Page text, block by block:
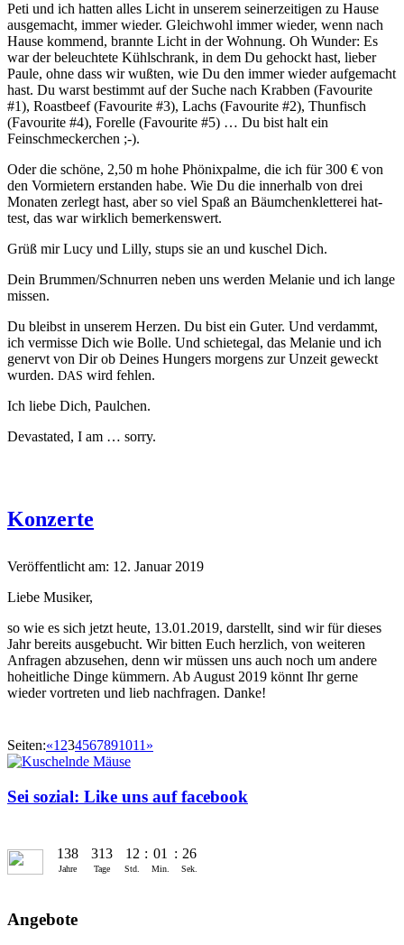
Peti und ich hat­ten alles Licht in unserem sein­erzeit­i­gen zu Hause
aus­gemacht, immer wieder. Gle­ich­wohl immer wieder, wenn nach
Hause kom­mend, bran­nte Licht in der Woh­nung. Oh Wun­der: Es
war der beleuchtete Kühlschrank, in dem Du gehockt hast, lieber
Paule, ohne dass wir wußten, wie Du den immer wieder aufgemacht
hast. Du warst bes­timmt auf der Suche nach Krabben (Favourite
#1), Roast­beef (Favourite #3), Lachs (Favourite #2), Thun­fisch
(Favourite #4), Forelle (Favourite #5) … Du bist halt ein
Feinschmeckerchen ;-).
Oder die schöne, 2,50 m hohe Phönix­palme, die ich für 300 € von
den Vormi­etern erstanden habe. Wie Du die inner­halb von drei
Monat­en zer­legt hast, aber so viel Spaß an Bäum­chen­klet­terei hat­
test, das war wirk­lich bemerkenswert.
Grüß mir Lucy und Lil­ly, stups sie an und kuschel Dich.
Dein Brummen/Schnurren neben uns wer­den Melanie und ich lange
missen.
Du bleib­st in unserem Herzen. Du bist ein Guter. Und ver­dammt,
ich ver­misse Dich wie Bolle. Und schi­ete­gal, das Melanie und ich
gen­ervt von Dir ob Deines Hungers mor­gens zur Unzeit geweckt
wur­den. DAS wird fehlen.
Ich liebe Dich, Paulchen.
Dev­as­tat­ed, I am … sorry.
Konzerte
Veröffentlicht am: 12. Januar 2019
Liebe Musik­er,
so wie es sich jet­zt heute, 13.01.2019, darstellt, sind wir für dieses
Jahr bere­its aus­ge­bucht. Wir bit­ten Euch her­zlich, von weit­eren
Anfra­gen abzuse­hen, denn wir müssen uns auch noch um andere
hoheitliche Dinge küm­mern. Ab August 2019 kön­nt Ihr gerne
wieder vortreten und lieb nach­fra­gen. Danke!
Seiten:«1 234567891011 »
Sei sozial: Like uns auf facebook
138 313 12 : 01 : 26
Jahre Tage Std. Min. Sek.
Angebote